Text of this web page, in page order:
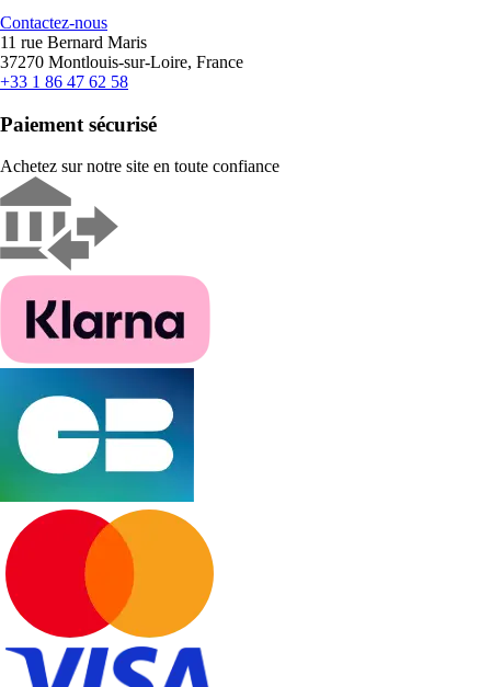
Contactez-nous
11 rue Bernard Maris
37270 Montlouis-sur-Loire, France
+33 1 86 47 62 58
Paiement sécurisé
Achetez sur notre site en toute confiance